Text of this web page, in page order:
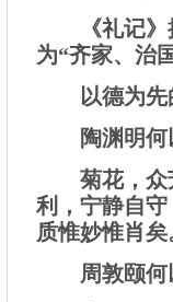
《礼记
为“齐家、治
以德为
陶渊明
菊花，
利，宁静自
质惟妙惟肖矣
周敦颐何